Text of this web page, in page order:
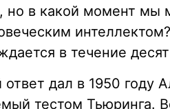
но в какой момент мы
в течение
дал в 1950 году
тестом Тьюринга.